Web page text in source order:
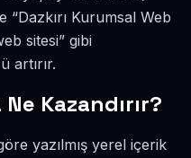
Kurumsal Web
sitesi” gibi
artırır.
Kazandırır?
yazılmış yerel içerik